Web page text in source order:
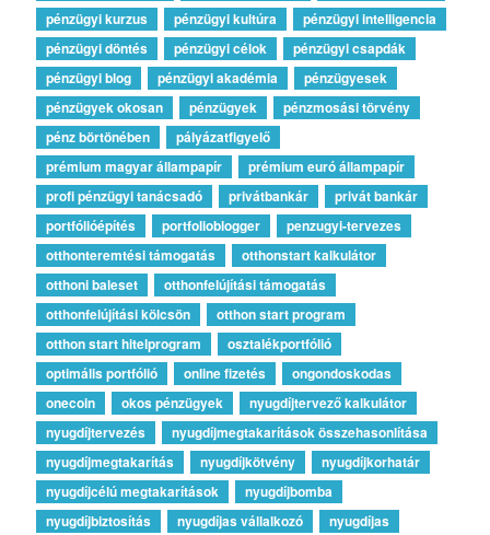
pénzügyi kurzus
pénzügyi kultúra
pénzügyi intelligencia
pénzügyi döntés
pénzügyi célok
pénzügyi csapdák
pénzügyi blog
pénzügyi akadémia
pénzügyesek
pénzügyek okosan
pénzügyek
pénzmosási törvény
pénz börtönében
pályázatfigyelő
prémium magyar állampapír
prémium euró állampapír
profi pénzügyi tanácsadó
privátbankár
privát bankár
portfólióépítés
portfolioblogger
penzugyi-tervezes
otthonteremtési támogatás
otthonstart kalkulátor
otthoni baleset
otthonfelújítási támogatás
otthonfelújítási kölcsön
otthon start program
otthon start hitelprogram
osztalékportfólió
optimális portfólió
online fizetés
ongondoskodas
onecoin
okos pénzügyek
nyugdíjtervező kalkulátor
nyugdíjtervezés
nyugdíjmegtakarítások összehasonlítása
nyugdíjmegtakarítás
nyugdíjkötvény
nyugdíjkorhatár
nyugdíjcélú megtakarítások
nyugdíjbomba
nyugdíjbiztosítás
nyugdíjas vállalkozó
nyugdíjas